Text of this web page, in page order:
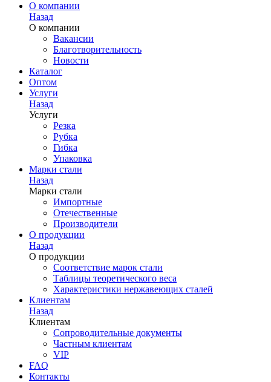
О компании
Назад
О компании
Вакансии
Благотворительность
Новости
Каталог
Оптом
Услуги
Назад
Услуги
Резка
Рубка
Гибка
Упаковка
Марки стали
Назад
Марки стали
Импортные
Отечественные
Производители
О продукции
Назад
О продукции
Соответствие марок стали
Таблицы теоретического веса
Характеристики нержавеющих сталей
Клиентам
Назад
Клиентам
Сопроводительные документы
Частным клиентам
VIP
FAQ
Контакты